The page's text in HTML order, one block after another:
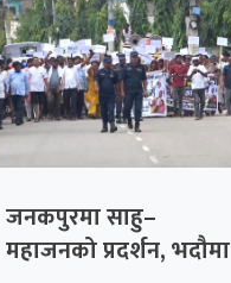
जनकपुरमा साहु–
महाजनको प्रदर्शन, भदौमा